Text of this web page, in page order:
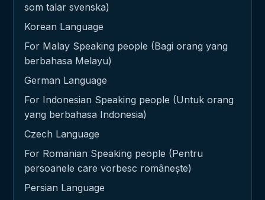
som talar svenska)
Korean Language
For Malay Speaking people (Bagi orang yang
berbahasa Melayu)
German Language
For Indonesian Speaking people (Untuk orang
yang berbahasa Indonesia)
Czech Language
For Romanian Speaking people (Pentru
persoanele care vorbesc românește)
Persian Language